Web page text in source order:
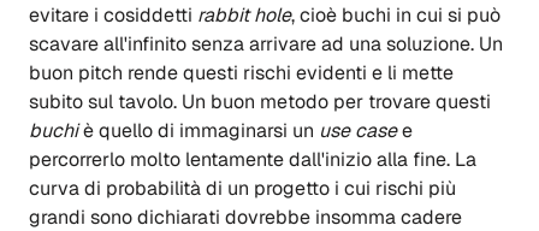
evitare i cosiddetti rabbit hole, cioè buchi in cui si può
scavare all'infinito senza arrivare ad una soluzione. Un
buon pitch rende questi rischi evidenti e li mette
subito sul tavolo. Un buon metodo per trovare questi
buchiè quello di immaginarsi un use casee
percorrerlo molto lentamente dall'inizio alla fine. La
curva di probabilità di un progetto i cui rischi più
grandi sono dichiarati dovrebbe insomma cadere